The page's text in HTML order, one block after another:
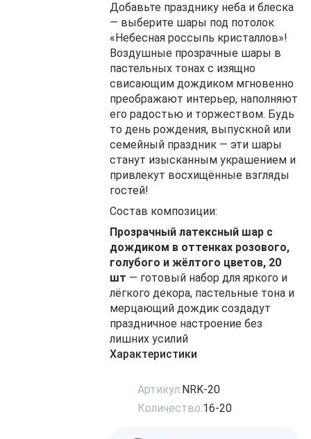
Добавьте празднику неба и блеска
— выберите шары под потолок
«Небесная россыпь кристаллов»!
Воздушные прозрачные шары в
пастельных тонах с изящно
свисающим дождиком мгновенно
преображают интерьер, наполняют
его радостью и торжеством. Будь
то день рождения, выпускной или
семейный праздник — эти шары
станут изысканным украшением и
привлекут восхищённые взгляды
гостей!
Состав композиции:
Прозрачный латексный шар с
дождиком в оттенках розового,
голубого и жёлтого цветов, 20
шт — готовый набор для яркого и
лёгкого декора, пастельные тона и
мерцающий дождик создадут
праздничное настроение без
лишних усилий
Характеристики
Артикул:NRK-20
Количество:16-20